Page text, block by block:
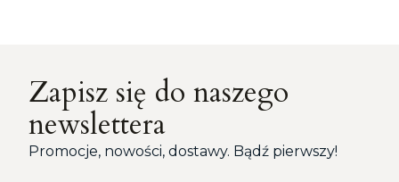
Zapisz się do naszego
newslettera
Promocje, nowości, dostawy. Bądź pierwszy!